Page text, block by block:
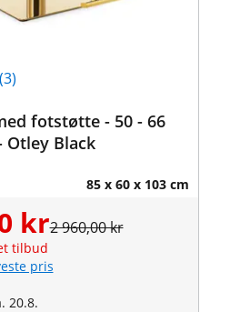
(3)
fotstøtte - 50 - 66
Otley Black
85 x 60 x 103 cm
kr2 960,00 kr
tilbud
pris
20.8.